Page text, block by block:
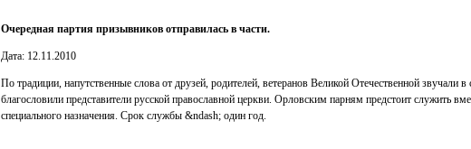
Очередная партия призывников отправилась в части.
Дата: 12.11.2010
По традиции, напутственные слова от друзей, родителей, ветеранов Великой Отечественной звучали
благословили представители русской православной церкви. Орловским парням предстоит служить
специального назначения. Срок службы &ndash; один год.